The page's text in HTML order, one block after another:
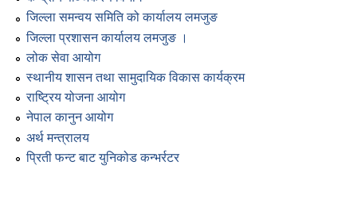
जिल्ला समन्वय समिति को कार्यालय लमजुङ
जिल्ला प्रशासन कार्यालय लमजुङ ।
लोक सेवा आयोग
स्थानीय शासन तथा सामुदायिक विकास कार्यक्रम
राष्ट्रिय योजना आयोग
नेपाल कानुन आयोग
अर्थ मन्त्रालय
प्रिती फन्ट बाट युनिकोड कन्भर्रटर